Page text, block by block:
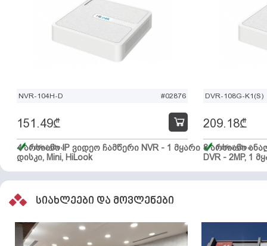
NVR-104H-D #02876
4 არხიანი IP ვიდეო ჩამწერი NVR - 1 მყარი
დისკი, Mini, HiLook
151.49₾
მარაგშია
DVR-108G-K1(S)
8 არხიანი
DVR - 2MP, 1
209.18₾
მარაგშია
სიახლეები და მოვლენები